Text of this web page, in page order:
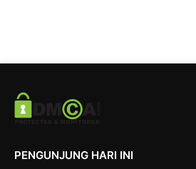
PENGUNJUNG HARI INI